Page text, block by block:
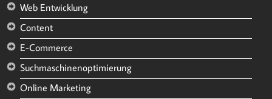
Web Entwicklung
Content
E-Commerce
Suchmaschinenoptimierung
Online Marketing